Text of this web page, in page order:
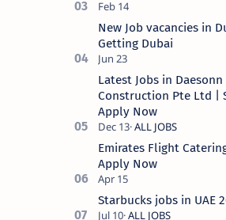
New Job vacancies in
Getting Dubai
Latest Jobs in Daesonn
Construction Pte Ltd |
Apply Now
Emirates Flight
Apply Now
Starbucks jobs in UAE